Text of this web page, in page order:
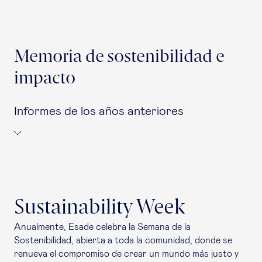
Memoria de sostenibilidad e
impacto
Informes de los años anteriores
Sustainability Week
Anualmente, Esade celebra la Semana de la
Sostenibilidad, abierta a toda la comunidad, donde se
renueva el compromiso de crear un mundo más justo y